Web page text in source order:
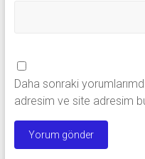
Daha sonraki
adresim ve site adresim